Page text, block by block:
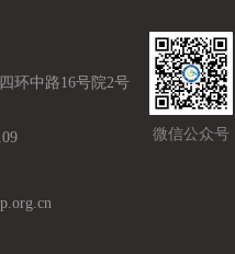
环中路16号院2号
微信公众号